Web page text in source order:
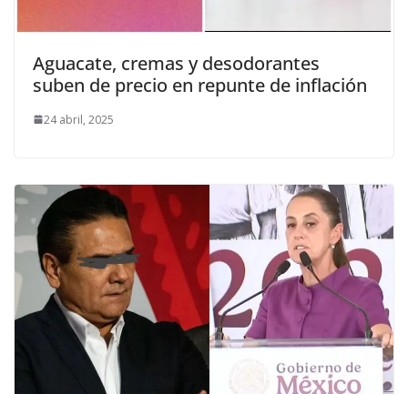
Aguacate, cremas y desodorantes
suben de precio en repunte de inflación
24 abril, 2025